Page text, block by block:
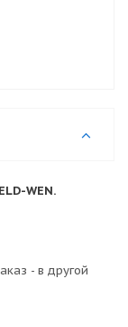
WEN.
- в другой